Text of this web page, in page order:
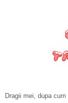
Dragii mei, dupa